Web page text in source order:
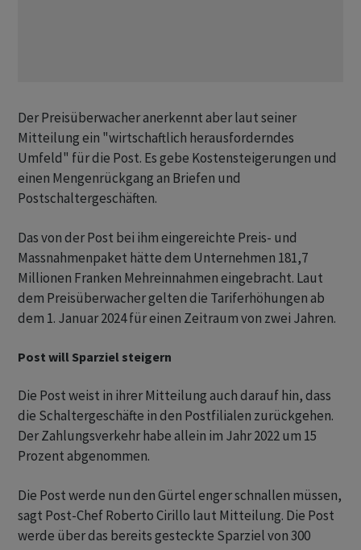
Der Preisüberwacher anerkennt aber laut seiner
Mitteilung ein "wirtschaftlich herausforderndes
Umfeld" für die Post. Es gebe Kostensteigerungen und
einen Mengenrückgang an Briefen und
Postschaltergeschäften.
Das von der Post bei ihm eingereichte Preis- und
Massnahmenpaket hätte dem Unternehmen 181,7
Millionen Franken Mehreinnahmen eingebracht. Laut
dem Preisüberwacher gelten die Tariferhöhungen ab
dem 1. Januar 2024 für einen Zeitraum von zwei Jahren.
Post will Sparziel steigern
Die Post weist in ihrer Mitteilung auch darauf hin, dass
die Schaltergeschäfte in den Postfilialen zurückgehen.
Der Zahlungsverkehr habe allein im Jahr 2022 um 15
Prozent abgenommen.
Die Post werde nun den Gürtel enger schnallen müssen,
sagt Post-Chef Roberto Cirillo laut Mitteilung. Die Post
werde über das bereits gesteckte Sparziel von 300